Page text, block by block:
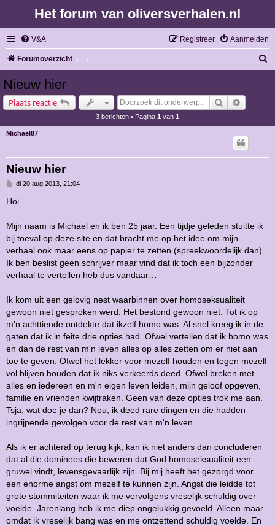
Het forum van oliversverhalen.nl
V&A Aanmelden
Registreer
Forumoverzicht
Nieuw hier
Plaats reactie Zoek
3 berichten • Pagina 1 van 1
Michael87
Nieuw hier
B
r
i
h
t
di 20 aug 2013, 21:04
Hoi.
Mijn naam is Michael en ik ben 25 jaar. Een tijdje geleden stuitte ik
bij toeval op deze site en dat bracht me op het idee om mijn
verhaal ook maar eens op papier te zetten (spreekwoordelijk dan).
Ik ben beslist geen schrijver maar vind dat ik toch een bijzonder
verhaal te vertellen heb dus vandaar…
Ik kom uit een gelovig nest waarbinnen over homoseksualiteit
gewoon niet gesproken werd. Het bestond gewoon niet. Tot ik op
m'n achttiende ontdekte dat ikzelf homo was. Al snel kreeg ik in de
gaten dat ik in feite drie opties had. Ofwel vertellen dat ik homo was
en dan de rest van m'n leven alles op alles zetten om er niet aan
toe te geven. Ofwel het lekker voor mezelf houden en tegen mezelf
vol blijven houden dat ik niks verkeerds deed. Ofwel breken met
alles en iedereen en m'n eigen leven leiden, mijn geloof opgeven,
familie en vrienden kwijtraken. Geen van deze opties trok me aan.
Tsja, wat doe je dan? Nou, ik deed rare dingen en die hadden
ingrijpende gevolgen voor de rest van m'n leven.
Als ik er achteraf op terug kijk, kan ik niet anders dan concluderen
dat al die dominees die beweren dat God homoseksualiteit een
gruwel vindt, levensgevaarlijk zijn. Bij mij heeft het gezorgd voor
een enorme angst om mezelf te kunnen zijn. Angst die leidde tot
grote stommiteiten waar ik me vervolgens vreselijk schuldig over
voelde. Jarenlang heb ik me diep ongelukkig gevoeld. Alleen maar
omdat ik vreselijk bang was en me ontzettend schuldig voelde. En